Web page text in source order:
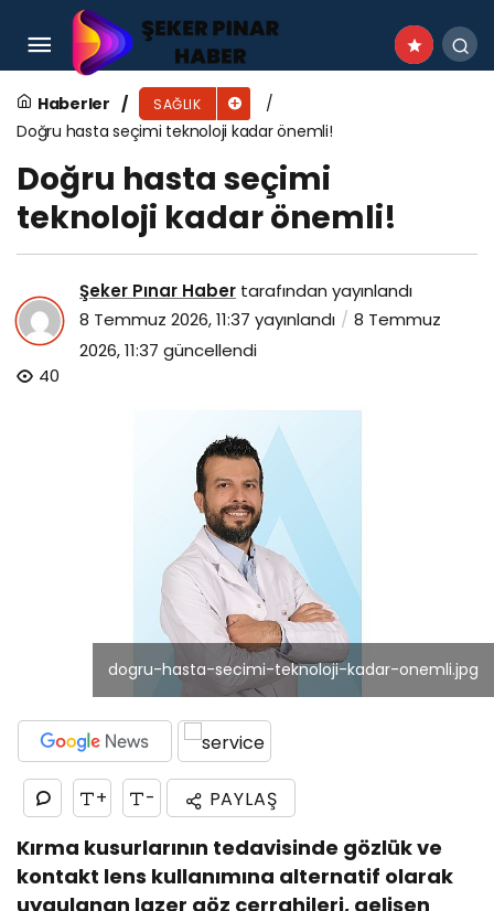
Haberler SAĞLIK
Doğru hasta seçimi teknoloji kadar önemli!
Doğru hasta seçimi
teknoloji kadar önemli!
Şeker Pınar Haber tarafından yayınlandı
8 Temmuz 2026, 11:37 yayınlandı
8 Temmuz
2026, 11:37 güncellendi
40
dogru-hasta-secimi-teknoloji-kadar-onemli.jpg
+ - PAYLAŞ
Kırma kusurlarının tedavisinde gözlük ve
kontakt lens kullanımına alternatif olarak
uygulanan lazer göz cerrahileri, gelişen
Meme Kanseri Kişiye Özel Akıllı Yaklaşımlarla
Tedavi Edilebiliyor